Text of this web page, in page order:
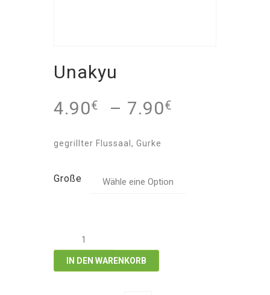
Unakyu
4.90€ – 7.90€
gegrillter Flussaal, Gurke
Große
Unakyu
Menge
IN DEN WARENKORB